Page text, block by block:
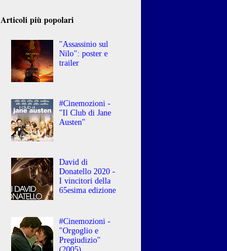
Articoli più popolari
"Assassinio sul
Nilo": poster e
trailer
#Cinemozioni -
"Il Club di Jane
Austen"
David di
Donatello 2020 -
I vincitori della
65esima edizione
#Cinemozioni -
"Orgoglio e
Pregiudizio"